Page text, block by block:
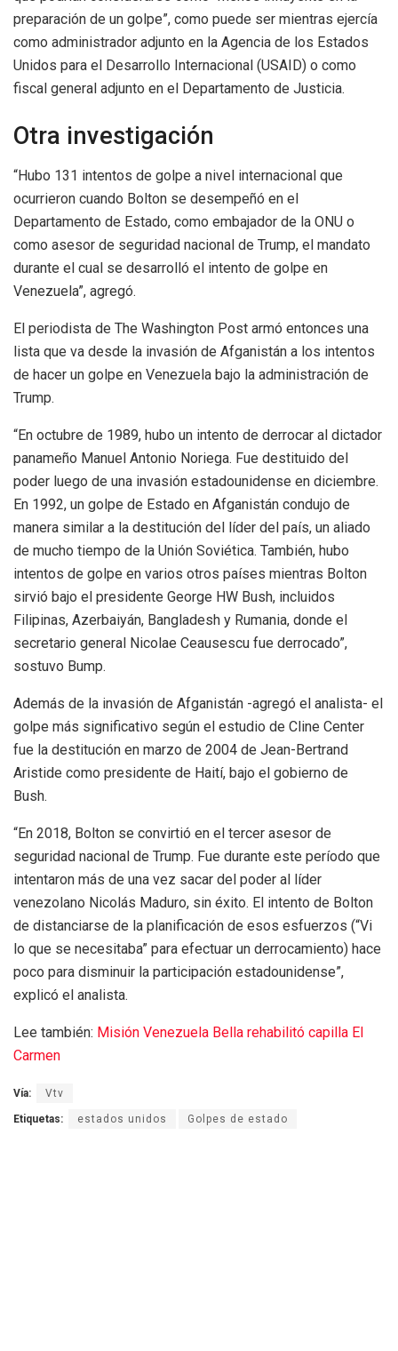
preparación de un golpe”, como puede ser mientras ejercía
como administrador adjunto en la Agencia de los Estados
Unidos para el Desarrollo Internacional (USAID) o como
fiscal general adjunto en el Departamento de Justicia.
Otra investigación
“Hubo 131 intentos de golpe a nivel internacional que
ocurrieron cuando Bolton se desempeñó en el
Departamento de Estado, como embajador de la ONU o
como asesor de seguridad nacional de Trump, el mandato
durante el cual se desarrolló el intento de golpe en
Venezuela”, agregó.
El periodista de The Washington Post armó entonces una
lista que va desde la invasión de Afganistán a los intentos
de hacer un golpe en Venezuela bajo la administración de
Trump.
“En octubre de 1989, hubo un intento de derrocar al dictador
panameño Manuel Antonio Noriega. Fue destituido del
poder luego de una invasión estadounidense en diciembre.
En 1992, un golpe de Estado en Afganistán condujo de
manera similar a la destitución del líder del país, un aliado
de mucho tiempo de la Unión Soviética. También, hubo
intentos de golpe en varios otros países mientras Bolton
sirvió bajo el presidente George HW Bush, incluidos
Filipinas, Azerbaiyán, Bangladesh y Rumania, donde el
secretario general Nicolae Ceausescu fue derrocado”,
sostuvo Bump.
Además de la invasión de Afganistán -agregó el analista- el
golpe más significativo según el estudio de Cline Center
fue la destitución en marzo de 2004 de Jean-Bertrand
Aristide como presidente de Haití, bajo el gobierno de
Bush.
“En 2018, Bolton se convirtió en el tercer asesor de
seguridad nacional de Trump. Fue durante este período que
intentaron más de una vez sacar del poder al líder
venezolano Nicolás Maduro, sin éxito. El intento de Bolton
de distanciarse de la planificación de esos esfuerzos (“Vi
lo que se necesitaba” para efectuar un derrocamiento) hace
poco para disminuir la participación estadounidense”,
explicó el analista.
Lee también: Misión Venezuela Bella rehabilitó capilla El
Carmen
Vía: Vtv
Etiquetas: estados unidos Golpes de estado